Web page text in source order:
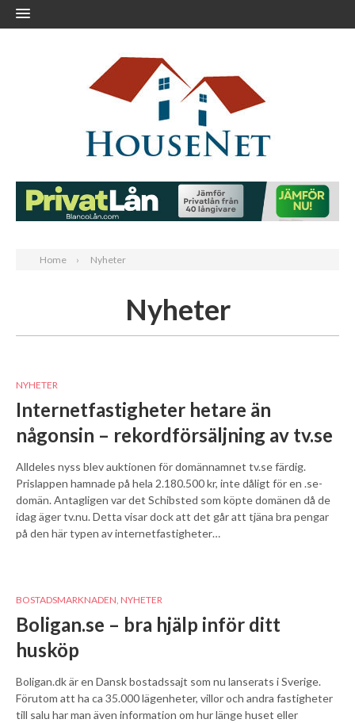
Home Nyheter
Nyheter
NYHETER
Internetfastigheter hetare än
någonsin – rekordförsäljning av tv.se
Alldeles nyss blev auktionen för domännamnet tv.se färdig.
Prislappen hamnade på hela 2.180.500 kr, inte dåligt för en .se-
domän. Antagligen var det Schibsted som köpte domänen då de
idag äger tv.nu. Detta visar dock att det går att tjäna bra pengar
på den här typen av internetfastigheter…
BOSTADSMARKNADEN, NYHETER
Boligan.se – bra hjälp inför ditt
husköp
Boligan.dk är en Dansk bostadssajt som nu lanserats i Sverige.
Förutom att ha ca 35.000 lägenheter, villor och andra fastigheter
till salu har man även information om hur länge huset eller